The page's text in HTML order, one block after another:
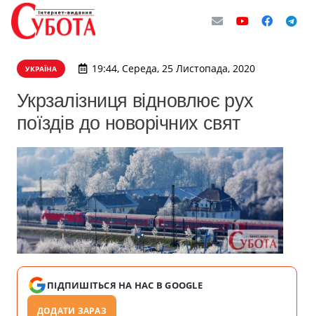
УКРАЇНА 19:44, Середа, 25 Листопада, 2020
Укрзалізниця відновлює рух
поїздів до новорічних свят
ПІДПИШІТЬСЯ НА НАС В GOOGLE
ДОДАТИ ЗАРАЗ